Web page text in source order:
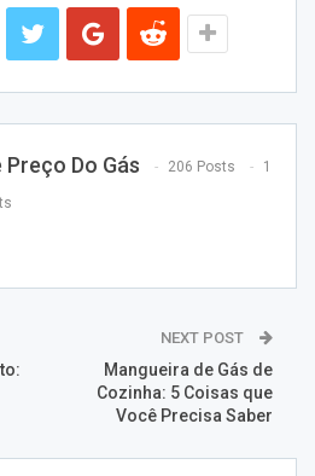
Preço Do Gás 206 Posts 1
NEXT POST
Mangueira de Gás de
Cozinha: 5 Coisas que
Você Precisa Saber